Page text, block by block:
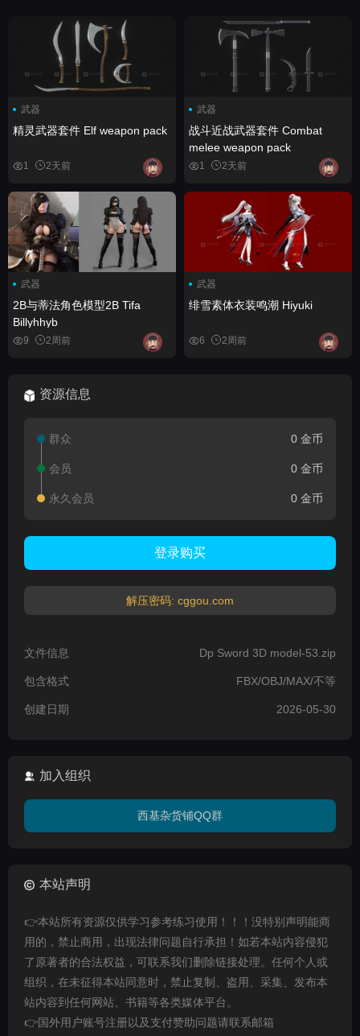
武器
精灵武器套件 Elf weapon pack
1 2天前
武器
战斗近战武器套件 Combat
melee weapon pack
1 2天前
武器
2B与蒂法角色模型2B Tifa
Billyhhyb
9 2周前
武器
绯雪素体衣装鸣潮 Hiyuki
6 2周前
资源信息
群众 0 金币
会员 0 金币
永久会员 0 金币
登录购买
解压密码: cggou.com
文件信息 Dp Sword 3D model-53.zip
包含格式 FBX/OBJ/MAX/不等
创建日期 2026-05-30
加入组织
西基杂货铺QQ群
本站声明
👉本站所有资源仅供学习参考练习使用！！！没特别声明能商
用的，禁止商用，出现法律问题自行承担！如若本站内容侵犯
了原著者的合法权益，可联系我们删除链接处理。任何个人或
组织，在未征得本站同意时，禁止复制、盗用、采集、发布本
站内容到任何网站、书籍等各类媒体平台。
👉国外用户账号注册以及支付赞助问题请联系邮箱